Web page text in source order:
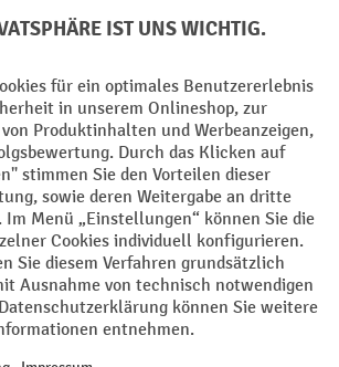
Datenschutz
Grounding Page Privacy Settings
Mehrwertsteuer zzgl.Versandkosten und ggf.
wenn nicht anders angegeben.